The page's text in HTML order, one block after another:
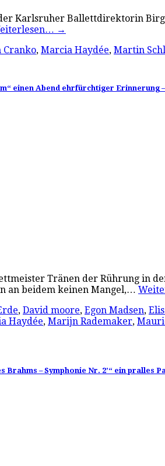
Karlsruher Ballettdirektorin
→
Cranko, Marcia Haydée, Martin
einen Abend ehrfürchtiger
Tränen der Rührung in
an beidem keinen Mangel,…
, David moore, Egon Madsen,
Haydée, Marijn Rademaker,
Brahms – Symphonie Nr. 2’“ ein pralles